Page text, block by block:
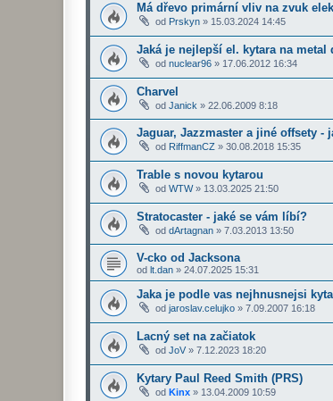
Má dřevo primární vliv na zvuk
od Prskyn » 15.03.2024 14:45
Jaká je nejlepší el. kytara na metal
od nuclear96 » 17.06.2012 16:34
Charvel
od Janick » 22.06.2009 8:18
Jaguar, Jazzmaster a jiné offsety -
od RiffmanCZ » 30.08.2018 15:35
Trable s novou kytarou
od WTW» 13.03.2025 21:50
Stratocaster - jaké se vám líbí?
od dArtagnan » 7.03.2013 13:50
V-cko od Jacksona
od lt.dan » 24.07.2025 15:31
Jaka je podle vas nejhnusnejsi
od jaroslav.celujko » 7.09.2007 16:18
Lacný set na začiatok
od JoV » 7.12.2023 18:20
Kytary Paul Reed Smith (PRS)
od Kinx » 13.04.2009 10:59